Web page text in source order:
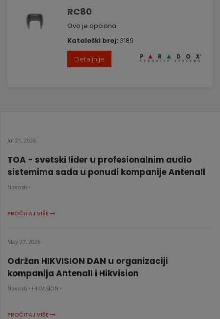
RC80
Ovo je opciona
Kataloški broj: 3189
Detaljnije
Jul 21, 2026
TOA - svetski lider u profesionalnim audio
sistemima sada u ponudi kompanije Antenall
Novosti •
PROČITAJ VIŠE
May 27, 2026
Održan HIKVISION DAN u organizaciji
kompanija Antenall i Hikvision
Novosti • HIKVISION •
PROČITAJ VIŠE